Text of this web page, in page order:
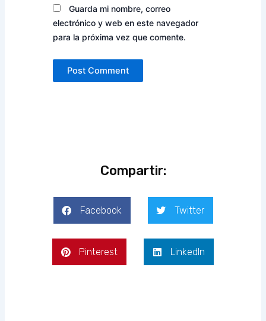
Guarda mi nombre, correo
electrónico y web en este navegador
para la próxima vez que comente.
Compartir:
Facebook Twitter
Pinterest LinkedIn